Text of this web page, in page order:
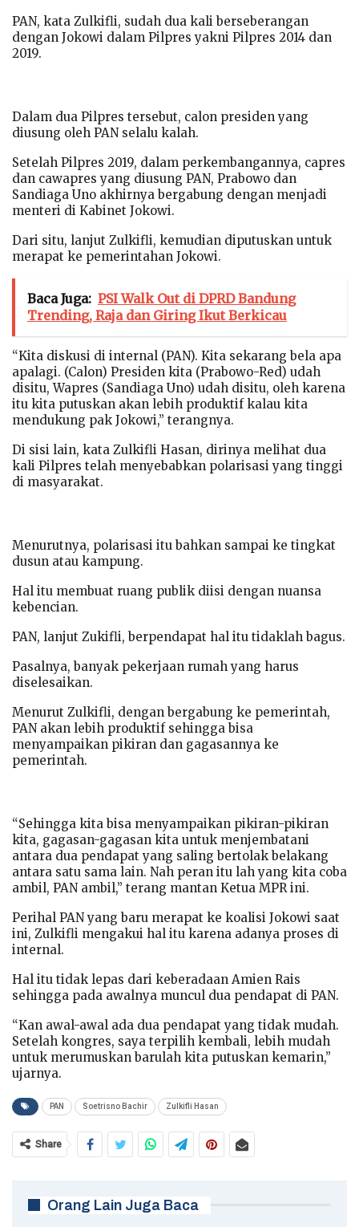
PAN, kata Zulkifli, sudah dua kali berseberangan
dengan Jokowi dalam Pilpres yakni Pilpres 2014 dan
2019.
Dalam dua Pilpres tersebut, calon presiden yang
diusung oleh PAN selalu kalah.
Setelah Pilpres 2019, dalam perkembangannya, capres
dan cawapres yang diusung PAN, Prabowo dan
Sandiaga Uno akhirnya bergabung dengan menjadi
menteri di Kabinet Jokowi.
Dari situ, lanjut Zulkifli, kemudian diputuskan untuk
merapat ke pemerintahan Jokowi.
Baca Juga: PSI Walk Out di DPRD Bandung
Trending, Raja dan Giring Ikut Berkicau
“Kita diskusi di internal (PAN). Kita sekarang bela apa
apalagi. (Calon) Presiden kita (Prabowo-Red) udah
disitu, Wapres (Sandiaga Uno) udah disitu, oleh karena
itu kita putuskan akan lebih produktif kalau kita
mendukung pak Jokowi,” terangnya.
Di sisi lain, kata Zulkifli Hasan, dirinya melihat dua
kali Pilpres telah menyebabkan polarisasi yang tinggi
di masyarakat.
Menurutnya, polarisasi itu bahkan sampai ke tingkat
dusun atau kampung.
Hal itu membuat ruang publik diisi dengan nuansa
kebencian.
PAN, lanjut Zukifli, berpendapat hal itu tidaklah bagus.
Pasalnya, banyak pekerjaan rumah yang harus
diselesaikan.
Menurut Zulkifli, dengan bergabung ke pemerintah,
PAN akan lebih produktif sehingga bisa
menyampaikan pikiran dan gagasannya ke
pemerintah.
“Sehingga kita bisa menyampaikan pikiran-pikiran
kita, gagasan-gagasan kita untuk menjembatani
antara dua pendapat yang saling bertolak belakang
antara satu sama lain. Nah peran itu lah yang kita coba
ambil, PAN ambil,” terang mantan Ketua MPR ini.
Perihal PAN yang baru merapat ke koalisi Jokowi saat
ini, Zulkifli mengakui hal itu karena adanya proses di
internal.
Hal itu tidak lepas dari keberadaan Amien Rais
sehingga pada awalnya muncul dua pendapat di PAN.
“Kan awal-awal ada dua pendapat yang tidak mudah.
Setelah kongres, saya terpilih kembali, lebih mudah
untuk merumuskan barulah kita putuskan kemarin,”
ujarnya.
PAN Soetrisno Bachir Zulkifli Hasan
Share
Orang Lain Juga Baca